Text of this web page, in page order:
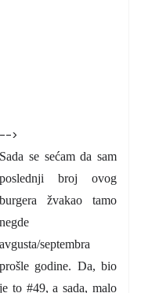
-->
Sada se sećam da sam
poslednji broj ovog
burgera žvakao tamo
negde
avgusta/septembra
prošle godine. Da, bio
je to #49, a sada, malo